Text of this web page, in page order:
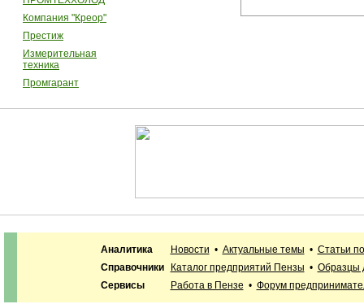
Компания "Креор"
Престиж
Измерительная
техника
Промгарант
Аналитика Новости • Актуальные темы • Статьи
Справочники
Каталог предприятий Пензы • Образцы
Сервисы
Работа в Пензе • Форум